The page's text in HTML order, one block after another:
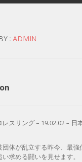
: ADMIN
レスリング – 19.02.02 –
団体が乱立する昨今、最
求める闘いを見せます。